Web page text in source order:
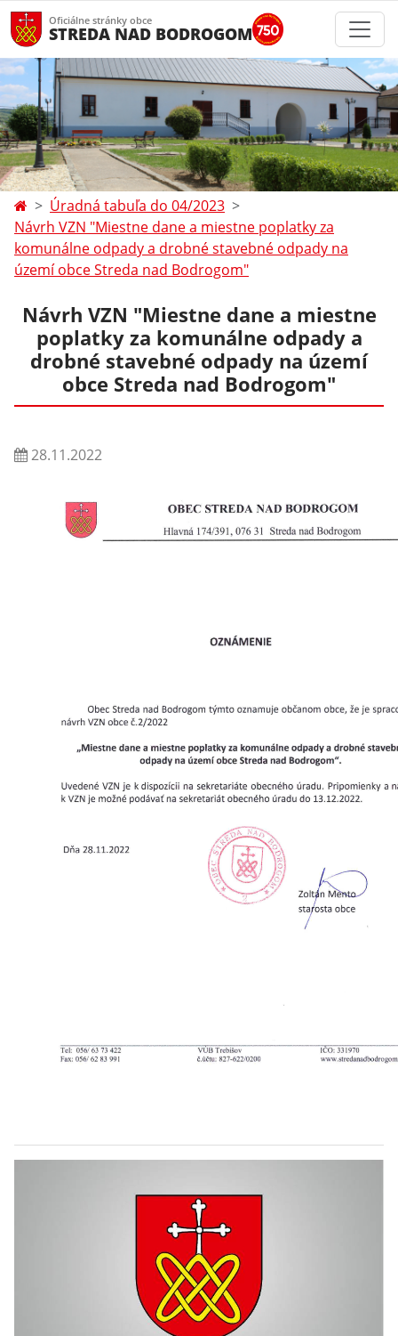
Oficiálne stránky obce
STREDA NAD BODROGOM
Úradná tabuľa do 04/2023
Návrh VZN "Miestne dane a miestne poplatky za
komunálne odpady a drobné stavebné odpady na
území obce Streda nad Bodrogom"
Návrh VZN "Miestne dane a miestne
poplatky za komunálne odpady a
drobné stavebné odpady na území
obce Streda nad Bodrogom"
28.11.2022